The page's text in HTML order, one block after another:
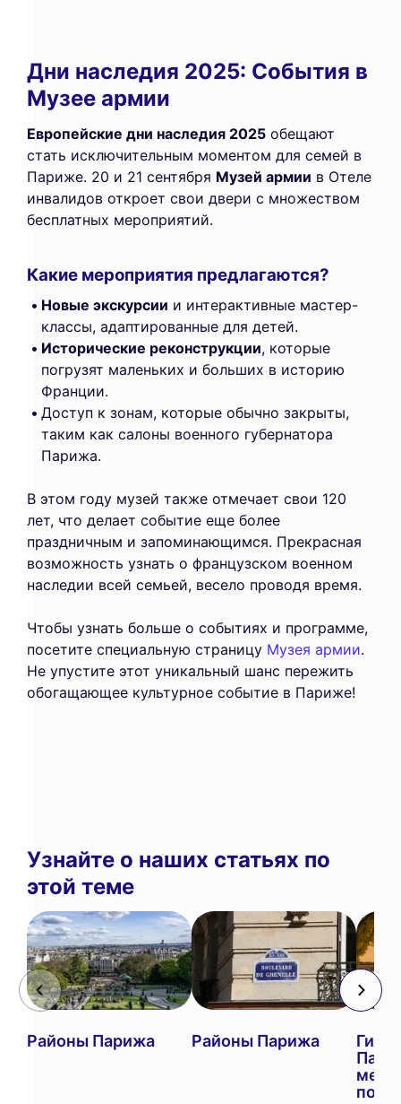
Дни наследия 2025: События в
Музее армии
Европейские дни наследия 2025 обещают
стать исключительным моментом для семей в
Париже. 20 и 21 сентября Музей армии в Отеле
инвалидов откроет свои двери с множеством
бесплатных мероприятий.
Какие мероприятия предлагаются?
Новые экскурсии и интерактивные мастер-
классы, адаптированные для детей.
Исторические реконструкции, которые
погрузят маленьких и больших в историю
Франции.
Доступ к зонам, которые обычно закрыты,
таким как салоны военного губернатора
Парижа.
В этом году музей также отмечает свои 120
лет, что делает событие еще более
праздничным и запоминающимся. Прекрасная
возможность узнать о французском военном
наследии всей семьей, весело проводя время.
Чтобы узнать больше о событиях и программе,
посетите специальную страницу Музея армии.
Не упустите этот уникальный шанс пережить
обогащающее культурное событие в Париже!
Узнайте о наших статьях по
этой теме
Районы Парижа Районы Парижа
Гид